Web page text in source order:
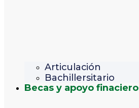
Articulación
Bachillersitario
Becas y apoyo finaciero